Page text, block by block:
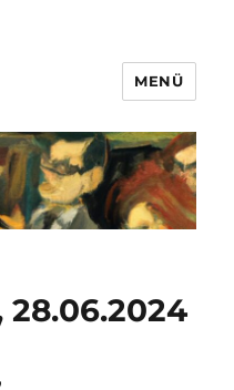
MENÜ
28.06.2024